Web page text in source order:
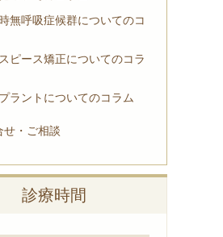
無呼吸症候群についてのコ
ピース矯正についてのコラ
ラントについてのコラム
せ・ご相談
診療時間